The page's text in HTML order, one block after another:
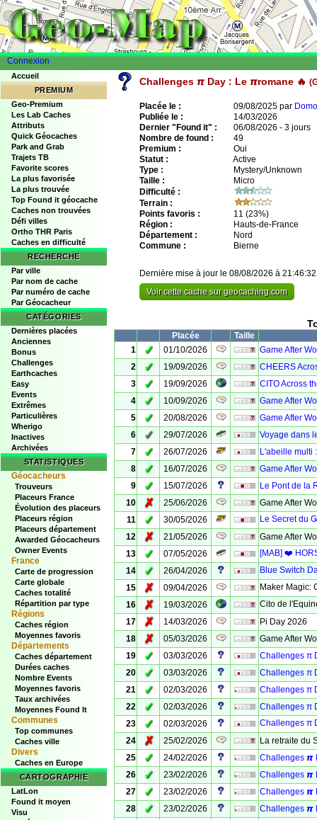
Connexion
Accueil
PREMIUM
Geo-Premium
Les Lab Caches
Attributs
Quick Géocaches
Park and Grab
Trajets TB
Favorite scores
La plus favorisée
La plus trouvée
Top Found it géocache
Caches non trouvées
Défi villes
Ortho THR Paris
Caches en difficulté
RECHERCHE
Par ville
Par nom de cache
Par numéro de cache
Par Géocacheur
CATÉGORIES
Dernières placées
Anciennes
Bonus
Challenges
Earthcaches
Easy
Events
Extrêmes
Particulières
Wherigo
Inactives
Archivées
STATISTIQUES
Géocacheurs
Trouveurs
Placeurs France
Évolution des placeurs
Placeurs région
Placeurs département
Awarded Géocacheurs
Owner Events
France
Carte de progression
Carte globale
Caches totalité
Répartition par type
Régions
Caches région
Moyennes favoris
Départements
Caches département
Durées caches
Nombre Events
Moyennes favoris
Taux archivées
Moyennes Found It
Communes
Top communes
Caches ville
Divers
Caches en Europe
CARTOGRAPHIE
LatLon
Found it moyen
Visu
Challenges 𝞹 Day : Le 𝞹romane 🔥
Placée le : 09/08/2025 par
Publiée le :
14/03/2026
Dernier "Found it" :
06/08/2026 - 3 jours
Nombre de found :
49
Premium :
Oui
Statut :
Active
Type :
Mystery/Unknown
Taille :
Micro
Difficulté :
Terrain :
Points favoris :
11 (23%)
Région :
Hauts-de-France
Département :
Nord
Commune :
Bierne
Dernière mise à jour le 08/08/2026 à 21:46:32
Voir cette cache sur geocaching.com
Placée
Taille
1
✓ 01/10/2026
Game After
2
✓ 19/09/2026
CHEERS
3
✓ 19/09/2026
CITO Across
4
✓ 10/09/2026
Game After
5
✓ 20/08/2026
Game After
6
✓ 29/07/2026
Voyage dans
7
✓ 26/07/2026
L'abeille multi
8
✓ 16/07/2026
Game After
9
✓ 15/07/2026
Le Pont de la
10
✗ 25/06/2026
Game After
11
✓ 30/05/2026
Le Secret du
12
✗ 21/05/2026
Game After
13
✓ 07/05/2026
[MAB] ❤️
14
✓ 26/04/2026
Blue Switch
15
✗ 09/04/2026
Maker Magic:
16
✗ 19/03/2026
Cito de
17
✗ 14/03/2026
Pi Day 2026
18
✗ 05/03/2026
Game After
19
✓ 03/03/2026
Challenges π
20
✓ 03/03/2026
Challenges π
21
✓ 02/03/2026
Challenges π
22
✓ 02/03/2026
Challenges π
23
✓ 02/03/2026
Challenges π
24
✗ 25/02/2026
La retraite du
25
✓ 24/02/2026
Challenges 𝞹
26
✓ 23/02/2026
Challenges 𝞹
27
✓ 23/02/2026
Challenges 𝞹
28
✓ 23/02/2026
Challenges 𝞹